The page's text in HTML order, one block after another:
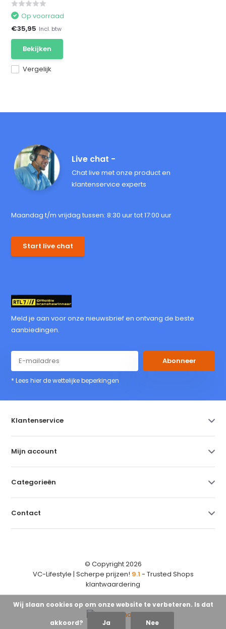
Vergelijk
Op voorraad
€35,95 Incl. btw
Bekijken
Live chat -
Chat live met onze product en
klantenservice experts
Maandag t/m vrijdag tussen: 8:30 uur tot 17:00 uur
Start live chat
Meld je aan voor onze nieuwsbrief en ontvang de beste
aanbiedingen.
Abonneer
* Lees hier de wettelijke beperkingen
Klantenservice
Mijn account
Categorieën
Contact
© Copyright 2026
VC-Lifestyle | Scherpe prijzen! 9.1 - Trusted Shops
klantwaardering
Wij slaan cookies op om onze website te verbeteren. Is dat
akkoord? Ja Nee